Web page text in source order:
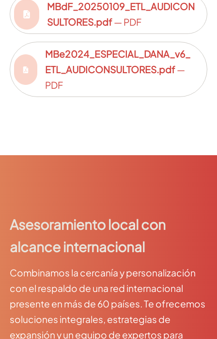
MBdF_20250109_ETL_AUDICON
SULTORES.pdf— PDF
MBe2024_ESPECIAL_DANA_v6_
ETL_AUDICONSULTORES.pdf—
PDF
Asesoramiento local con
alcance internacional
Combinamos la cercanía y personalización
con el respaldo de una red internacional
presente en más de 60 países. Te ofrecemos
soluciones integrales, estrategias de
expansión y un equipo de expertos para